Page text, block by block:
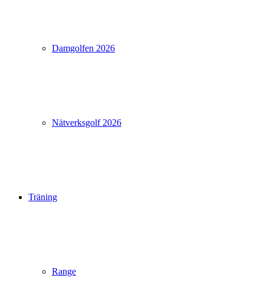
Damgolfen 2026
Nätverksgolf 2026
Träning
Range